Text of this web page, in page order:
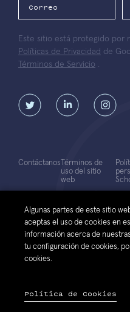
Este sitio está protegido por
Políticas de Privacidad de
Términos de Servicio .
© 2026 Fundación Luksic
Contáctanos Términos de
uso del sitio
web
Algunas partes de este sitio
aceptas el uso de cookies en
información acerca de
tu configuración de cookies,
cookies.
Política de Cookies